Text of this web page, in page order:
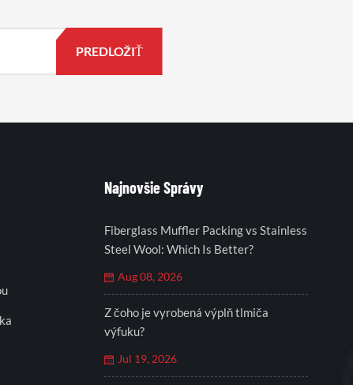
Najnovšie Správy
Fiberglass Muffler Packing vs Stainless
Steel Wool: Which Is Better?
Aug 08, 2026
Z čoho je vyrobená výplň tlmiča
výfuku?
Jul 19, 2026